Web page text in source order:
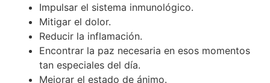
Impulsar el sistema inmunológico.
Mitigar el dolor.
Reducir la inflamación.
Encontrar la paz necesaria en esos momentos
tan especiales del día.
Mejorar el estado de ánimo.